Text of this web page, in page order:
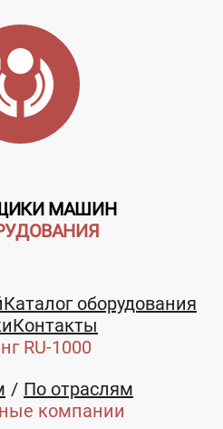
МАШИН
Каталог оборудования
Контакты
RU-1000
По отраслям
компании